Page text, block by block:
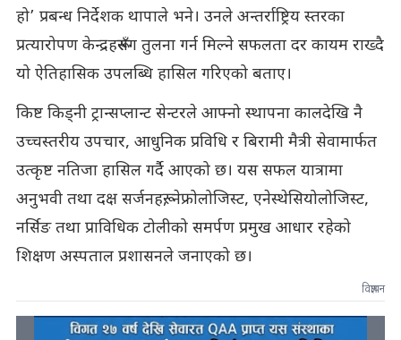
हो’ प्रबन्ध निर्देशक थापाले भने। उनले अन्तर्राष्ट्रिय स्तरका
प्रत्यारोपण केन्द्रहरूसँग तुलना गर्न मिल्ने सफलता दर कायम राख्दै
यो ऐतिहासिक उपलब्धि हासिल गरिएको बताए।
किष्ट किड्नी ट्रान्सप्लान्ट सेन्टरले आफ्नो स्थापना कालदेखि नै
उच्चस्तरीय उपचार, आधुनिक प्रविधि र बिरामी मैत्री सेवामार्फत
उत्कृष्ट नतिजा हासिल गर्दै आएको छ। यस सफल यात्रामा
अनुभवी तथा दक्ष सर्जनहरू, नेफ्रोलोजिस्ट, एनेस्थेसियोलोजिस्ट,
नर्सिङ तथा प्राविधिक टोलीको समर्पण प्रमुख आधार रहेको
शिक्षण अस्पताल प्रशासनले जनाएको छ।
विज्ञापन